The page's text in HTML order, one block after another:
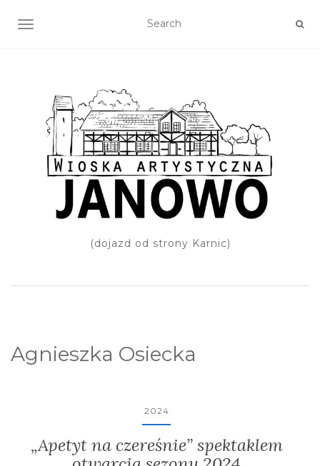
TOGGLE NAVIGATION
(dojazd od strony Karnic)
Agnieszka Osiecka
2024
„Apetyt na czereśnie” spektaklem